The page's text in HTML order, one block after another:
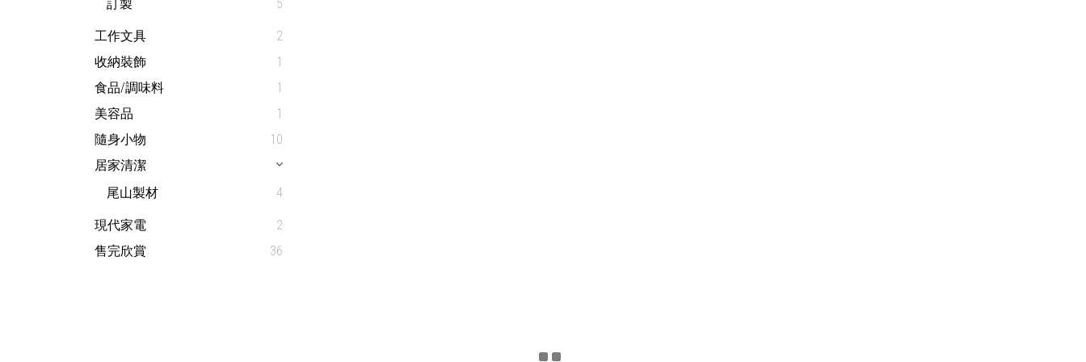
訂製
5
工作文具
2
收納裝飾
1
食品/調味料
1
美容品
1
隨身小物
10
居家清潔
尾山製材
4
現代家電
2
售完欣賞
36